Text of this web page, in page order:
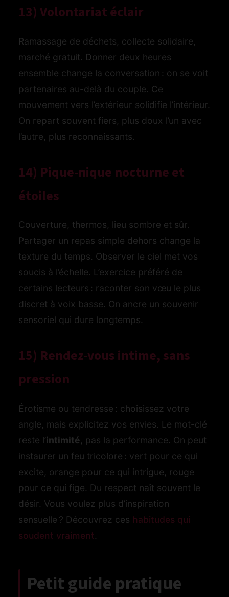
13) Volontariat éclair
Ramassage de déchets, collecte solidaire,
marché gratuit. Donner deux heures
ensemble change la conversation : on se voit
partenaires au-delà du couple. Ce
mouvement vers l’extérieur solidifie l’intérieur.
On repart souvent fiers, plus doux l’un avec
l’autre, plus reconnaissants.
14) Pique-nique nocturne et
étoiles
Couverture, thermos, lieu sombre et sûr.
Partager un repas simple dehors change la
texture du temps. Observer le ciel met vos
soucis à l’échelle. L’exercice préféré de
certains lecteurs : raconter son vœu le plus
discret à voix basse. On ancre un souvenir
sensoriel qui dure longtemps.
15) Rendez-vous intime, sans
pression
Érotisme ou tendresse : choisissez votre
angle, mais explicitez vos envies. Le mot-clé
reste l’intimité, pas la performance. On peut
instaurer un feu tricolore : vert pour ce qui
excite, orange pour ce qui intrigue, rouge
pour ce qui fige. Du respect naît souvent le
désir. Vous voulez plus d’inspiration
sensuelle ? Découvrez ces habitudes qui
soudent vraiment.
Petit guide pratique